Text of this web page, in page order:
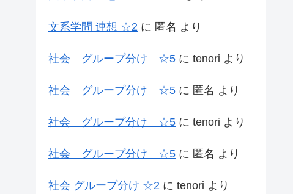
文系学問 連想 ☆2 に 匿名 より
社会 グループ分け ☆5 に tenori より
社会 グループ分け ☆5 に 匿名 より
社会 グループ分け ☆5 に tenori より
社会 グループ分け ☆5 に 匿名 より
社会 グループ分け ☆2 に tenori より